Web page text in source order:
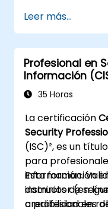
Proteger sus
DDoS.
Implementar
restringir el
Leer más...
Profesional en
Información
Information
Professional)
35 Horas
La certificación
Security
(ISC)², es un
para
información.
dominios de
credibilidad en
Esta formación
instructor (en
a profesionales